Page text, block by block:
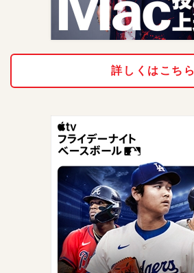
詳しくはこちら